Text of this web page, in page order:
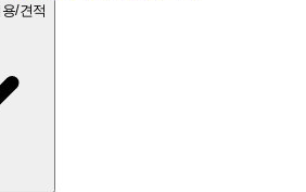
/견적